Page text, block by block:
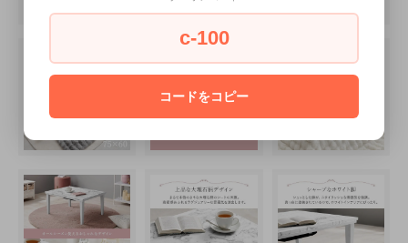
c-100
コードをコピー